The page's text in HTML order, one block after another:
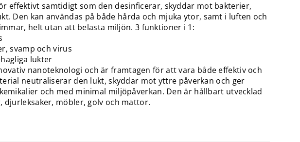
effektivt samtidigt som den desinficerar, skyddar mot bakterier,
Den kan användas på både hårda och mjuka ytor, samt i luften och
helt utan att belasta miljön. 3 funktioner i 1:
svamp och virus
lukter
nanoteknologi och är framtagen för att vara både effektiv och
neutraliserar den lukt, skyddar mot yttre påverkan och ger
och med minimal miljöpåverkan. Den är hållbart utvecklad
djurleksaker, möbler, golv och mattor.